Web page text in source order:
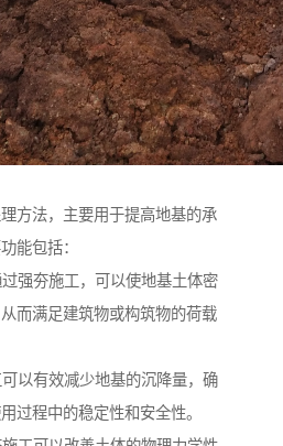
方法，主要用于提高地基的承
能包括：
强夯施工，可以使地基土体密
而满足建筑物或构筑物的荷载
以有效减少地基的沉降量，确
过程中的稳定性和安全性。